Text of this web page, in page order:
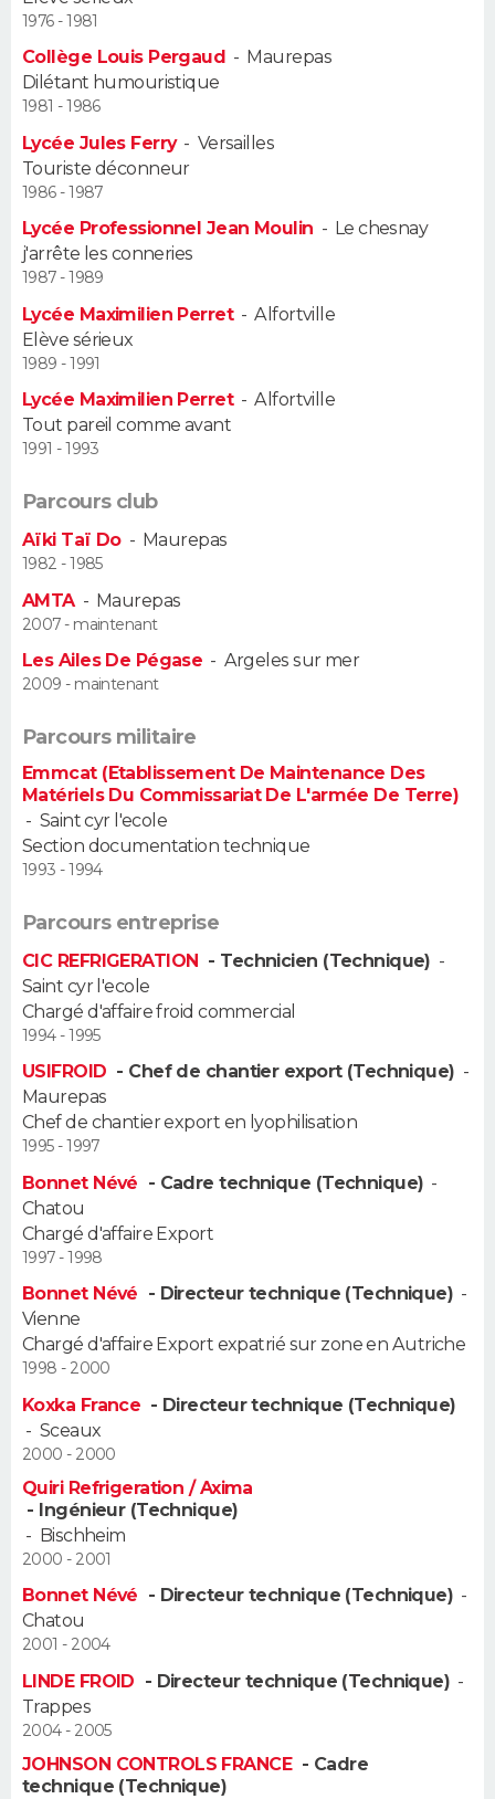
VOYAGE
PHOTO
GUIDES D'ACHAT
CARTE DE VOEUX
DICTIONNAIRE
Dictionnaire
Biographies
Citations
Expressions
Proverbes
PROGRAMME TV
COPAINS D'AVANT
S'inscrire
Se connecter
Lycées
Collèges
Primaires
Universités
Entreprises
Service militaire
Avis de recherche
FORUM
Bricolage
Lifestyle
Culture
Sport
Auto
Television
Voyage
Cinema
1976 - 1981
Collège Louis Pergaud - Maurepas
Dilétant humouristique
1981 - 1986
Lycée Jules Ferry- Versailles
Touriste déconneur
1986 - 1987
Lycée Professionnel Jean Moulin - Le chesnay
j'arrête les conneries
1987 - 1989
Lycée Maximilien Perret-Alfortville
Elève sérieux
1989 - 1991
Lycée Maximilien Perret-Alfortville
Tout pareil comme avant
1991 - 1993
Parcours club
Aïki Taï Do- Maurepas
1982 - 1985
AMTA- Maurepas
2007 - maintenant
Les Ailes De Pégase - Argeles sur mer
2009 - maintenant
Parcours militaire
Emmcat (Etablissement De Maintenance Des
Matériels Du Commissariat De L'armée De Terre)
- Saint cyr l'ecole
Section documentation technique
1993 - 1994
Parcours entreprise
CIC REFRIGERATION - Technicien (Technique) -
Saint cyr l'ecole
Chargé d'affaire froid commercial
1994 - 1995
USIFROID - Chef de chantier export (Technique) -
Maurepas
Chef de chantier export en lyophilisation
1995 - 1997
Bonnet Névé - Cadre technique (Technique) -
Chatou
Chargé d'affaire Export
1997 - 1998
Bonnet Névé - Directeur technique (Technique) -
Vienne
Chargé d'affaire Export expatrié sur zone en Autriche
1998 - 2000
Koxka France - Directeur technique (Technique)
- Sceaux
2000 - 2000
Quiri Refrigeration / Axima
- Ingénieur (Technique)
- Bischheim
2000 - 2001
Bonnet Névé - Directeur technique (Technique) -
Chatou
2001 - 2004
LINDE FROID - Directeur technique (Technique) -
Trappes
2004 - 2005
JOHNSON CONTROLS FRANCE - Cadre
technique (Technique)